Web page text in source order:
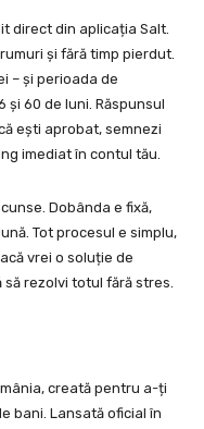
direct din aplicația Salt.
și fără timp pierdut.
– și perioada de
60 de luni. Răspunsul
ești aprobat, semnezi
imediat în contul tău.
Dobânda e fixă,
Tot procesul e simplu,
vrei o soluție de
rezolvi totul fără stres.
creată pentru a-ți
bani. Lansată oficial în